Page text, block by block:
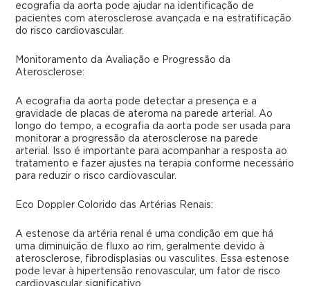
ecografia da aorta pode ajudar na identificação de
pacientes com aterosclerose avançada e na estratificação
do risco cardiovascular.
Monitoramento da Avaliação e Progressão da
Aterosclerose:
A ecografia da aorta pode detectar a presença e a
gravidade de placas de ateroma na parede arterial. Ao
longo do tempo, a ecografia da aorta pode ser usada para
monitorar a progressão da aterosclerose na parede
arterial. Isso é importante para acompanhar a resposta ao
tratamento e fazer ajustes na terapia conforme necessário
para reduzir o risco cardiovascular.
Eco Doppler Colorido das Artérias Renais:
A estenose da artéria renal é uma condição em que há
uma diminuição de fluxo ao rim, geralmente devido à
aterosclerose, fibrodisplasias ou vasculites. Essa estenose
pode levar à hipertensão renovascular, um fator de risco